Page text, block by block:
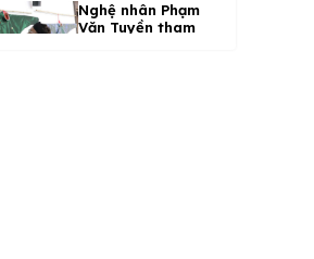
Nghệ nhân Phạm
Văn Tuyền tham